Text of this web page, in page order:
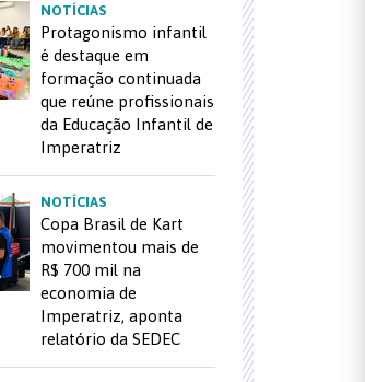
NOTÍCIAS
Protagonismo infantil
é destaque em
formação continuada
que reúne profissionais
da Educação Infantil de
Imperatriz
NOTÍCIAS
Copa Brasil de Kart
movimentou mais de
R$ 700 mil na
economia de
Imperatriz, aponta
relatório da SEDEC